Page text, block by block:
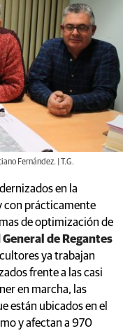
Fernández. | T.G.
en la
con prácticamente
de optimización de
de Regantes
ya trabajan
frente a las casi
en marcha, las
están ubicados en el
y afectan a 970